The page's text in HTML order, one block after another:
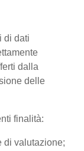
di dati
dalla
delle
finalità:
di valutazione;